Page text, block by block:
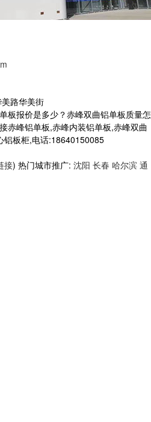
路华美街
板报价是多少？赤峰双曲铝单板质量怎
赤峰铝单板,赤峰内装铝单板,赤峰双曲
铝板柜,电话:18640150085
接) 热门城市推广: 沈阳 长春 哈尔滨 通